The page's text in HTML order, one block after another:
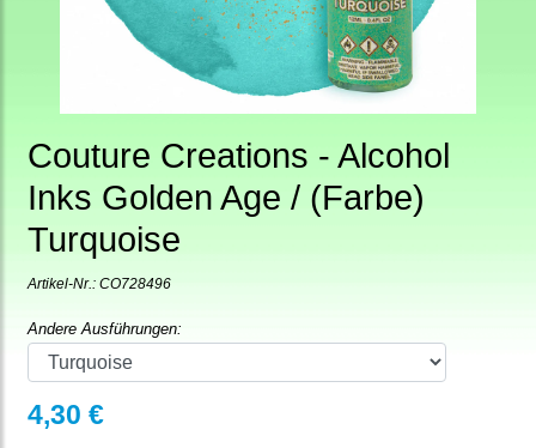
Couture Creations - Alcohol
Inks Golden Age / (Farbe)
Turquoise
Artikel-Nr.: CO728496
Andere Ausführungen:
4,30 €